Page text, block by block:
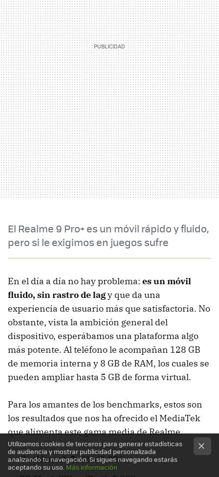
El Realme 9 Pro+ es un móvil rápido y fluido,
pero si le exigimos en juegos sufre
En el día a día no hay problema: es un móvil
fluido, sin rastro de lagy que da una
experiencia de usuario más que satisfactoria. No
obstante, vista la ambición general del
dispositivo, esperábamos una plataforma algo
más potente. Al teléfono le acompañan 128 GB
de memoria interna y 8 GB de RAM, los cuales se
pueden ampliar hasta 5 GB de forma virtual.
Para los amantes de los benchmarks, estos son
los resultados que nos ha ofrecido el MediaTek
que alimenta este gama media de Realme.
Geekbench 5: 816/2.326
Utilizamos cookies de terceros para generar estadísticas
de audiencia y mostrar publicidad personalizada
analizando tu navegación. Si sigues navegando estarás
aceptando su uso. Más información